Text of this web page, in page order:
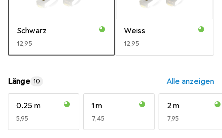
Schwarz
EUR
12,95
Weiss
EUR
12,95
Länge 10 Alle anzeigen
0.25 m
EUR
5,95
1 m
EUR
7,45
2 m
EUR
7,95